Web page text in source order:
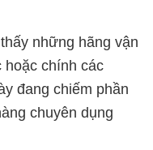
những hãng vận
hoặc chính các
đang chiếm phần
chuyên dụng